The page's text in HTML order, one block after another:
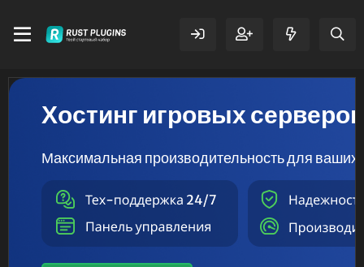
Хостинг игровых серверов
Максимальная производительность для ваших